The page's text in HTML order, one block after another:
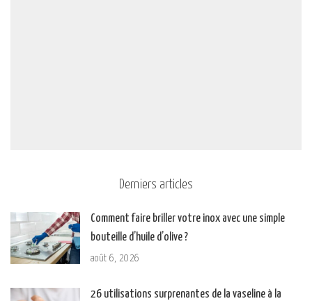
Derniers articles
Comment faire briller votre inox avec une simple
bouteille d’huile d’olive ?
août 6, 2026
26 utilisations surprenantes de la vaseline à la